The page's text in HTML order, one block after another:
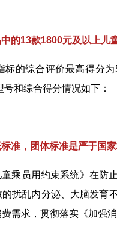
的13款1800元及以上儿
标的综合评价最高得分
和综合得分情况如下：
准， 团体标准是严于国
乘员用约束系统》在防
扰乱内分泌、大脑发育
需求，贯彻落实《加强